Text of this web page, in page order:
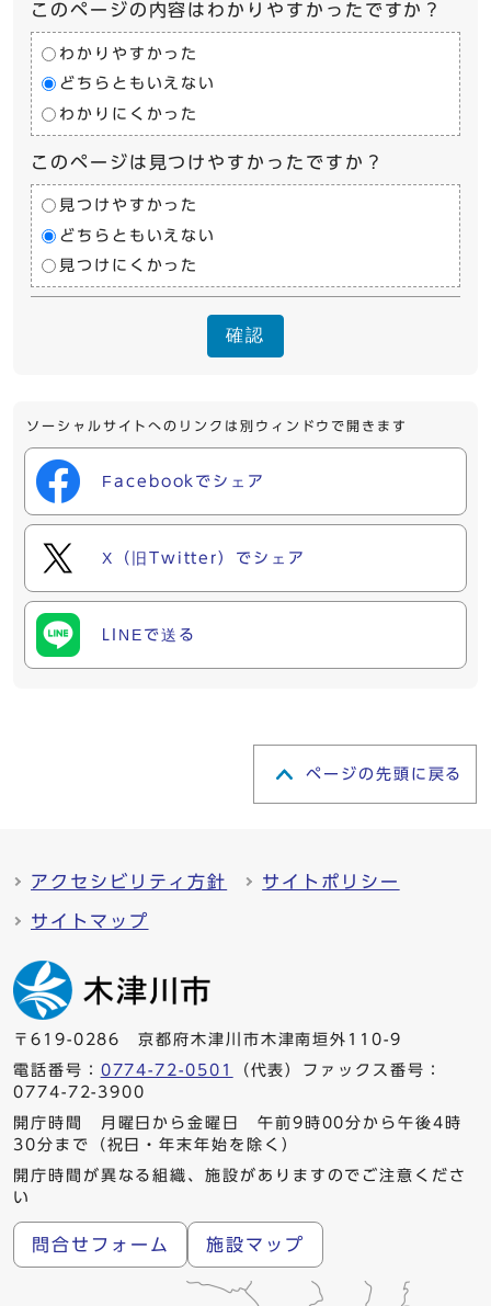
このページの内容はわかりやすかったですか？
わかりやすかった
どちらともいえない
わかりにくかった
このページは見つけやすかったですか？
見つけやすかった
どちらともいえない
見つけにくかった
確認
ソーシャルサイトへのリンクは別ウィンドウで開きます
Facebookでシェア
X（旧Twitter）でシェア
LINEで送る
ページの先頭に戻る
アクセシビリティ方針 サイトポリシー
サイトマップ
〒619-0286 京都府木津川市木津南垣外110-9
電話番号： 0774-72-0501
（代表）ファックス番号：
0774-72-3900
開庁時間 月曜日から金曜日 午前9時00分から午後4時
30分まで（祝日・年末年始を除く）
開庁時間が異なる組織、施設がありますのでご注意くださ
い
問合せフォーム 施設マップ